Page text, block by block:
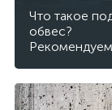
Что такое
обвес?